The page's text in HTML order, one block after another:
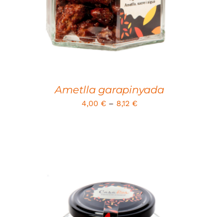
Ametlla garapinyada
4,00 € – 8,12 €